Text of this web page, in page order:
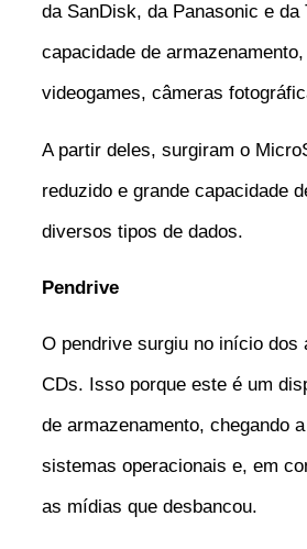
da SanDisk, da Panasonic e
capacidade de
videogames, câmeras
A partir deles, surgiram o
reduzido e grande capacidade
diversos tipos de dados.
Pendrive
O pendrive surgiu no início dos
CDs. Isso porque este é um
de armazenamento, chegando
sistemas operacionais e, em
as mídias que desbancou.